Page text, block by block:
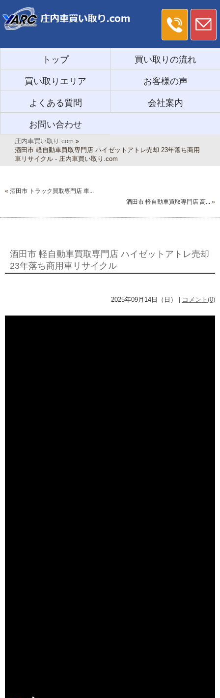
トップ 買い取りの流れ
買い取りエリア お客様の声
よくある質問 会社案内
お問い合わせ
庄内車買い取り.com »
酒田市 軽自動車買取専門店 ハイゼットアトレ売却 23年落ち商用
車リサイクル - 庄内車買い取り.com
« 酒田市 トラック買取専門店 車...
酒田市 軽自動車買取専門店 高... »
酒田市 軽自動車買取専門店 ハイゼットアトレ売却
23年落ち商用車リサイクル
2025年09月14日（日） | コメント(0)